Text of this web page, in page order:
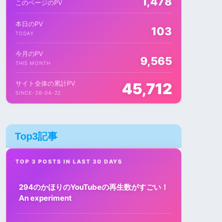
このページのPV
本日のPV
TODAY 103
今月のPV
THIS MONTH 9,565
サイト全体の累計PV
SINCE-26-04-22 45,712
Top3記事
TOP 3 POSTS IN LAST 30 DAYS
294のかほりのYouTubeの再生数がすごい！
An experiment